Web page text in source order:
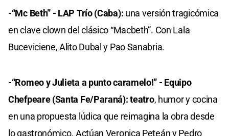
-“Mc Beth” - LAP Trío (Caba): una versión tragicómica
en clave clown del clásico “Macbeth”. Con Lala
Buceviciene, Alito Dubal y Pao Sanabria.
-“Romeo y Julieta a punto caramelo!” - Equipo
Chefpeare (Santa Fe/Paraná): teatro, humor y cocina
en una propuesta lúdica que reimagina la obra desde
lo gastronómico. Actúan Veronica Peteán y Pedro